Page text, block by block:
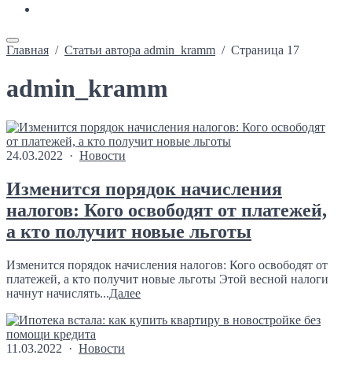
Главная / Статьи автора admin_kramm / Страница 17
admin_kramm
24.03.2022 · Новости
Изменится порядок начисления
налогов: Кого освободят от платежей,
а кто получит новые льготы
Изменится порядок начисления налогов: Кого освободят от
платежей, а кто получит новые льготы Этой весной налоги
начнут начислять...Далее
11.03.2022 · Новости